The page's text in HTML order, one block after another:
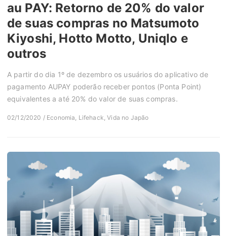
au PAY: Retorno de 20% do valor
de suas compras no Matsumoto
Kiyoshi, Hotto Motto, Uniqlo e
outros
A partir do dia 1º de dezembro os usuários do aplicativo de
pagamento AUPAY poderão receber pontos (Ponta Point)
equivalentes a até 20% do valor de suas compras.
02/12/2020 / Economia, Lifehack, Vida no Japão